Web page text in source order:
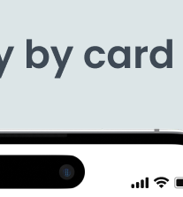
banka nevyužívá Tapix 😊